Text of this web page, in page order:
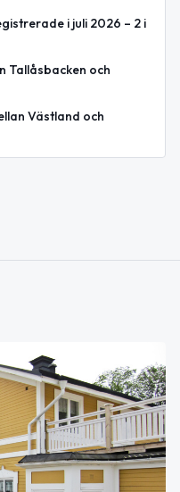
i juli 2026 – 2 i
Tallåsbacken och
Västland och